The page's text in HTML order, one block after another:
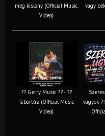
meg kislány (Official Music
Video)
vagy
?? Gerry Music ?? - ??
Tábortűz (Official Music
Video)
vagyok